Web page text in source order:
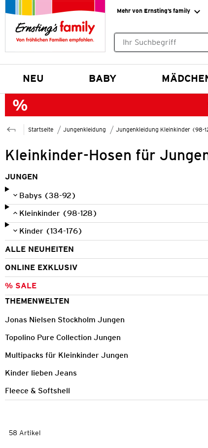
Mehr von Ernsting’s family
NEU BABY
Startseite Jungenkleidung Jungenkleidung Kleinkinder (98-
Kleinkinder-Hosen für
JUNGEN
Babys (38-92)
Kleinkinder (98-128)
Kinder (134-176)
ALLE NEUHEITEN
ONLINE EXKLUSIV
% SALE
THEMENWELTEN
Jonas Nielsen Stockholm Jungen
Topolino Pure Collection Jungen
Multipacks für Kleinkinder Jungen
Kinder lieben Jeans
Fleece & Softshell
58 Artikel